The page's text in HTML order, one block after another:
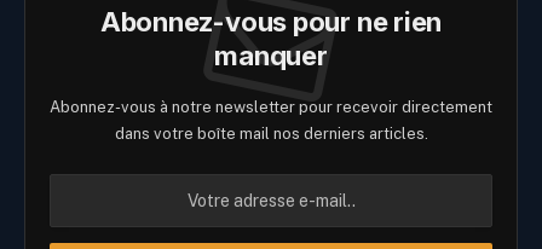
Abonnez-vous pour ne rien
manquer
Abonnez-vous à notre newsletter pour recevoir directement
dans votre boîte mail nos derniers articles.